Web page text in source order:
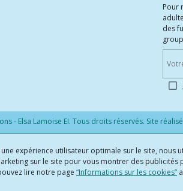
Pour
des
- Elsa Lamoise EI. Tous droits réservés. Site
expérience utilisateur optimale sur le site, nous
sur le site pour vous montrer des publicités
lire notre page “Informations sur les cookies”